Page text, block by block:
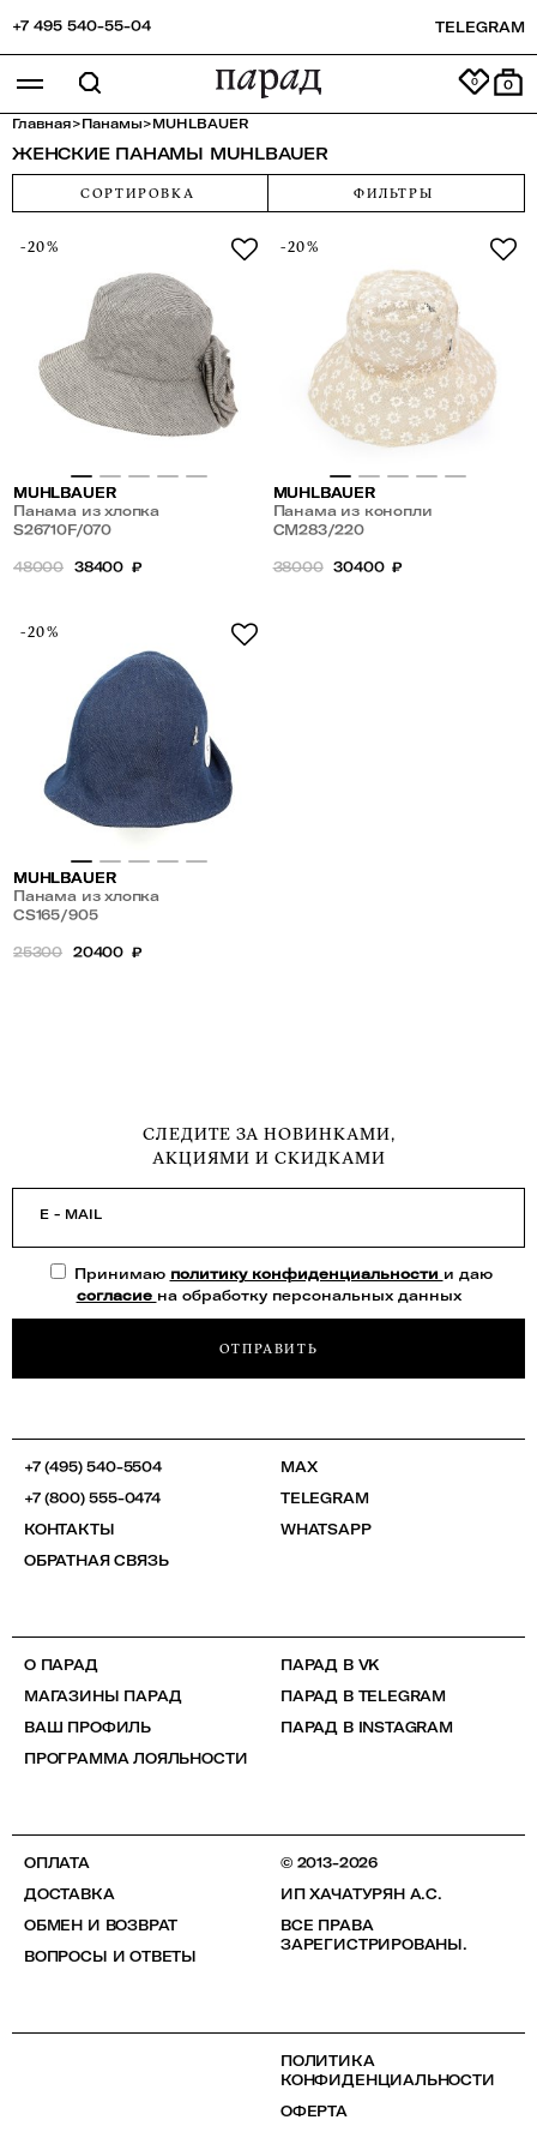
+7 495 540-55-04 TELEGRAM
0
Главная>Панамы>MUHLBAUER
ЖЕНСКИЕ ПАНАМЫ MUHLBAUER
СОРТИРОВКА ФИЛЬТРЫ
-20%
MUHLBAUER
Панама из хлопка
S26710F/070
48000 38400 ₽
-20%
MUHLBAUER
Панама из конопли
CM283/220
38000 30400 ₽
-20%
MUHLBAUER
Панама из хлопка
CS165/905
25300 20400 ₽
СЛЕДИТЕ ЗА НОВИНКАМИ,
АКЦИЯМИ И СКИДКАМИ
E - MAIL
Принимаю политику конфиденциальности и даю
согласие на обработку персональных данных
ОТПРАВИТЬ
+7 (495) 540-5504
+7 (800) 555-0474
КОНТАКТЫ
ОБРАТНАЯ СВЯЗЬ
MAX
TELEGRAM
WHATSAPP
О ПАРАД
МАГАЗИНЫ ПАРАД
ВАШ ПРОФИЛЬ
ПРОГРАММА ЛОЯЛЬНОСТИ
ПАРАД В VK
ПАРАД В TELEGRAM
ПАРАД В INSTAGRAM
ОПЛАТА
ДОСТАВКА
ОБМЕН И ВОЗВРАТ
ВОПРОСЫ И ОТВЕТЫ
© 2013-2026
ИП ХАЧАТУРЯН А.С.
ВСЕ ПРАВА
ЗАРЕГИСТРИРОВАНЫ.
ПОЛИТИКА
КОНФИДЕНЦИАЛЬНОСТИ
ОФЕРТА